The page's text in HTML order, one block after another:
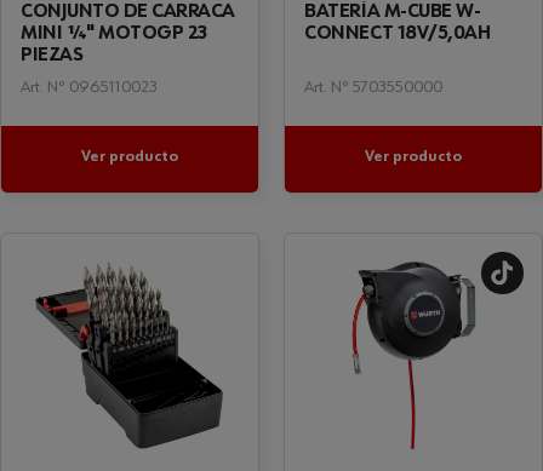
CONJUNTO DE CARRACA
MINI ¼" MOTOGP 23
PIEZAS
Art. Nº 0965110023
Ver producto
BATERÍA M-CUBE W-
CONNECT 18V/5,0AH
Art. Nº 5703550000
Ver producto